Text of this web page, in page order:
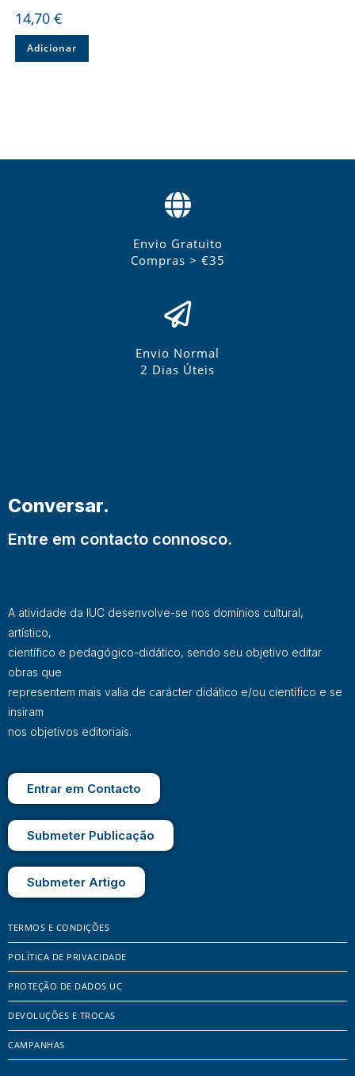
14,70 €
Adicionar
Envio Gratuito
Compras > €35
Envio Normal
2 Dias Úteis
Conversar.
Entre em contacto connosco.
A atividade da IUC desenvolve-se nos domínios cultural,
artístico,
científico e pedagógico-didático, sendo seu objetivo editar
obras que
representem mais valia de carácter didático e/ou científico e se
insiram
nos objetivos editoriais.
Entrar em Contacto
Submeter Publicação
Submeter Artigo
TERMOS E CONDIÇÕES
POLÍTICA DE PRIVACIDADE
PROTEÇÃO DE DADOS UC
DEVOLUÇÕES E TROCAS
CAMPANHAS